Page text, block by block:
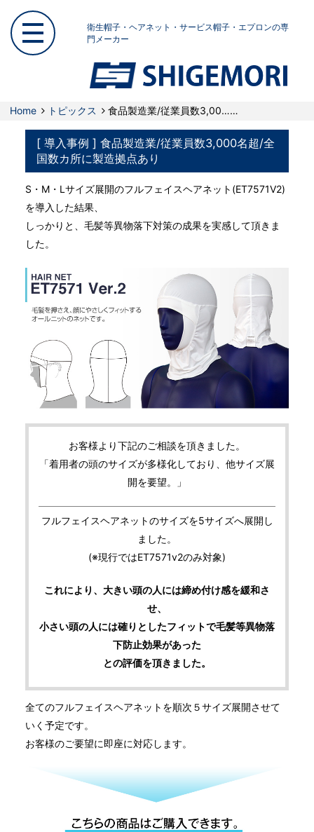
衛生帽子・ヘアネット・サービス帽子・エプロンの専
門メーカー
Home トピックス 食品製造業/従業員数3,00……
[ 導入事例 ] 食品製造業/従業員数3,000名超/全
国数カ所に製造拠点あり
S・M・Lサイズ展開のフルフェイスヘアネット(ET7571V2)
を導入した結果、
しっかりと、毛髪等異物落下対策の成果を実感して頂きま
した。
お客様より下記のご相談を頂きました。
「着用者の頭のサイズが多様化しており、他サイズ展
開を要望。」
フルフェイスヘアネットのサイズを5サイズへ展開し
ました。
(※現行ではET7571v2のみ対象)
これにより、大きい頭の人には締め付け感を緩和さ
せ、
小さい頭の人には確りとしたフィットで毛髪等異物落
下防止効果があった
との評価を頂きました。
全てのフルフェイスヘアネットを順次５サイズ展開させて
いく予定です。
お客様のご要望に即座に対応します。